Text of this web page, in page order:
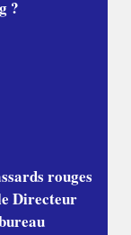
?
rouges
Directeur